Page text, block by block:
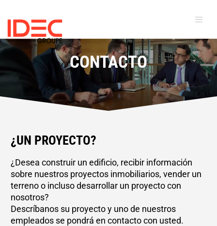
CONTACTO
¿UN PROYECTO?
¿Desea construir un edificio, recibir información
sobre nuestros proyectos inmobiliarios, vender un
terreno o incluso desarrollar un proyecto con
nosotros?
Descríbanos su proyecto y uno de nuestros
empleados se pondrá en contacto con usted.